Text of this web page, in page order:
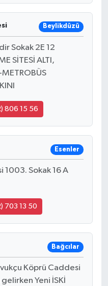
Beylikdüzü
Sokak 2E 12
SİTESİ ALTI,
806 15 56
Esenler
1003. Sokak 16 A
703 13 50
Bağcılar
Köprü Caddesi
Yeni İSKİ